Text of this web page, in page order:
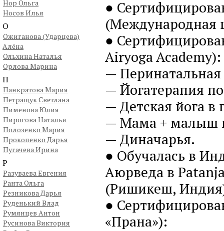
Нор Ольга
Носов Илья
О
Ожиганова (Ударцева)
Алёна
Ольхина Наталья
Орлова Марина
П
Панкратова Мария
Петращук Светлана
Пименова Юлия
Пирогова Наталья
Полозенко Мария
Прокопенко Дарья
Пугачева Ирина
Р
Разуваева Евгения
Ранта Ольга
Резникова Дарья
Руденький Влад
Румянцев Антон
Русинова Виктория
●
(Международная
●
Airyoga Academy):
— Перинатальная
— Йогатерапия
— Детская йога в
— Мама + малыш
— Диначарья.
● Обучалась в
Аюрведа в
(Ришикеш,
●
«Прана»):